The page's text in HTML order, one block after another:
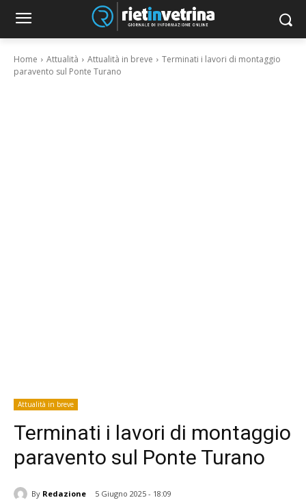
Home Attualità Attualità in breve
Terminati i lavori di montaggio
paravento sul Ponte Turano
Attualità in breve
Terminati i lavori di montaggio
paravento sul Ponte Turano
By Redazione 5 Giugno 2025 - 18:09